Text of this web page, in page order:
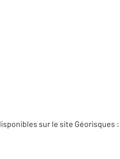
sur le site Géorisques :